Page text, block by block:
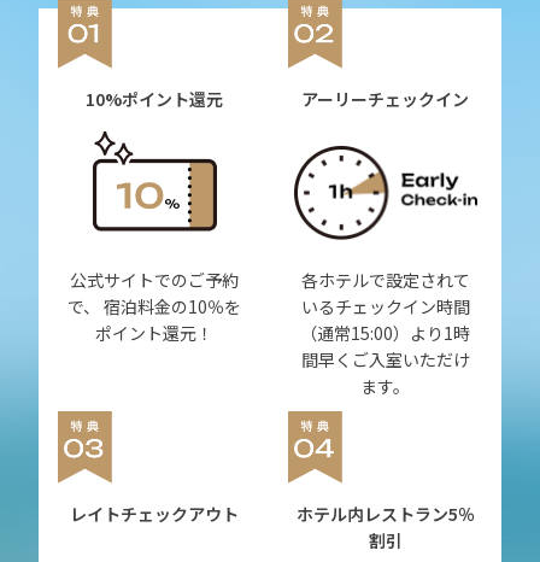
10%ポイント還元
公式サイトでのご予約
で、 宿泊料金の10％を
ポイント還元！
アーリーチェックイン
各ホテルで設定されて
いるチェックイン時間
（通常15:00）より1時
間早くご入室いただけ
ます。
レイトチェックアウト ホテル内レストラン5％
割引